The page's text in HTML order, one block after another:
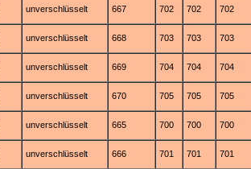
unverschlüsselt 667 702 702 702
unverschlüsselt 668 703 703 703
unverschlüsselt 669 704 704 704
unverschlüsselt 670 705 705 705
unverschlüsselt 665 700 700 700
unverschlüsselt 666 701 701 701